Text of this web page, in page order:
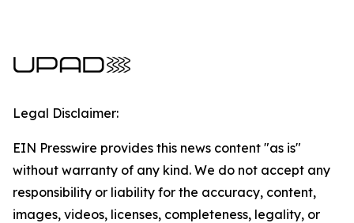
Legal Disclaimer:
EIN Presswire provides this news content "as is"
without warranty of any kind. We do not accept any
responsibility or liability for the accuracy, content,
images, videos, licenses, completeness, legality, or